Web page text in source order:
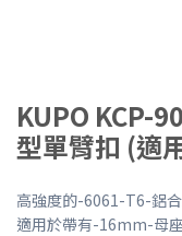
KUPO KCP-
型單臂扣 (適
高強度的-6061-T6-鋁
適用於帶有-16mm-母